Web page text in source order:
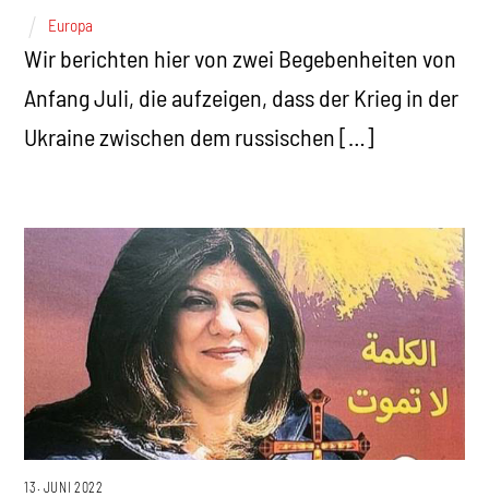
Europa
Wir berichten hier von zwei Begebenheiten von
Anfang Juli, die aufzeigen, dass der Krieg in der
Ukraine zwischen dem russischen […]
13. JUNI 2022